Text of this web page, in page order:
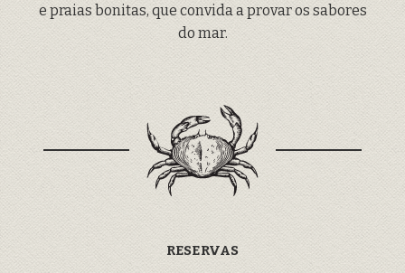
e praias bonitas, que convida a provar os sabores
do mar.
RESERVAS